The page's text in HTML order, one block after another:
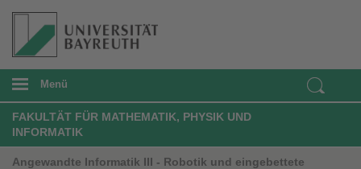
Menü
FAKULTÄT FÜR MATHEMATIK, PHYSIK UND
INFORMATIK
Angewandte Informatik III - Robotik und eingebettete